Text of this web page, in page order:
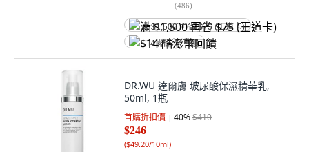
(486)
满 $1,500 再省 $75 (王道卡)
$14 酷澎幣回饋
DR.WU 達爾膚 玻尿酸保濕精華乳,
50ml, 1瓶
首購折扣價 40%$410
$246
($49.20/10ml)